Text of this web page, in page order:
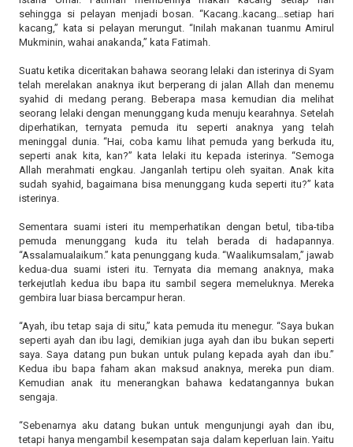
sehingga si pelayan menjadi bosan. “Kacang..kacang…setiap hari
kacang,” kata si pelayan merungut. “Inilah makanan tuanmu Amirul
Mukminin, wahai anakanda,” kata Fatimah.
Suatu ketika diceritakan bahawa seorang lelaki dan isterinya di Syam
telah merelakan anaknya ikut berperang di jalan Allah dan menemu
syahid di medang perang. Beberapa masa kemudian dia melihat
seorang lelaki dengan menunggang kuda menuju kearahnya. Setelah
diperhatikan, ternyata pemuda itu seperti anaknya yang telah
meninggal dunia. “Hai, coba kamu lihat pemuda yang berkuda itu,
seperti anak kita, kan?” kata lelaki itu kepada isterinya. “Semoga
Allah merahmati engkau. Janganlah tertipu oleh syaitan. Anak kita
sudah syahid, bagaimana bisa menunggang kuda seperti itu?” kata
isterinya.
Sementara suami isteri itu memperhatikan dengan betul, tiba-tiba
pemuda menunggang kuda itu telah berada di hadapannya.
“Assalamualaikum.” kata penunggang kuda. “Waalikumsalam,” jawab
kedua-dua suami isteri itu. Ternyata dia memang anaknya, maka
terkejutlah kedua ibu bapa itu sambil segera memeluknya. Mereka
gembira luar biasa bercampur heran.
“Ayah, ibu tetap saja di situ,” kata pemuda itu menegur. “Saya bukan
seperti ayah dan ibu lagi, demikian juga ayah dan ibu bukan seperti
saya. Saya datang pun bukan untuk pulang kepada ayah dan ibu.”
Kedua ibu bapa faham akan maksud anaknya, mereka pun diam.
Kemudian anak itu menerangkan bahawa kedatangannya bukan
sengaja.
“Sebenarnya aku datang bukan untuk mengunjungi ayah dan ibu,
tetapi hanya mengambil kesempatan saja dalam keperluan lain. Yaitu